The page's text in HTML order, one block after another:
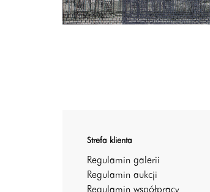
Strefa klienta
Regulamin galerii
Regulamin aukcji